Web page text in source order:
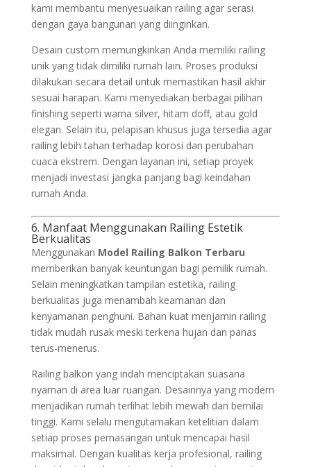
kami membantu menyesuaikan railing agar serasi
dengan gaya bangunan yang diinginkan.
Desain custom memungkinkan Anda memiliki railing
unik yang tidak dimiliki rumah lain. Proses produksi
dilakukan secara detail untuk memastikan hasil akhir
sesuai harapan. Kami menyediakan berbagai pilihan
finishing seperti warna silver, hitam doff, atau gold
elegan. Selain itu, pelapisan khusus juga tersedia agar
railing lebih tahan terhadap korosi dan perubahan
cuaca ekstrem. Dengan layanan ini, setiap proyek
menjadi investasi jangka panjang bagi keindahan
rumah Anda.
6. Manfaat Menggunakan Railing Estetik
Berkualitas
Menggunakan Model Railing Balkon Terbaru
memberikan banyak keuntungan bagi pemilik rumah.
Selain meningkatkan tampilan estetika, railing
berkualitas juga menambah keamanan dan
kenyamanan penghuni. Bahan kuat menjamin railing
tidak mudah rusak meski terkena hujan dan panas
terus-menerus.
Railing balkon yang indah menciptakan suasana
nyaman di area luar ruangan. Desainnya yang modern
menjadikan rumah terlihat lebih mewah dan bernilai
tinggi. Kami selalu mengutamakan ketelitian dalam
setiap proses pemasangan untuk mencapai hasil
maksimal. Dengan kualitas kerja profesional, railing